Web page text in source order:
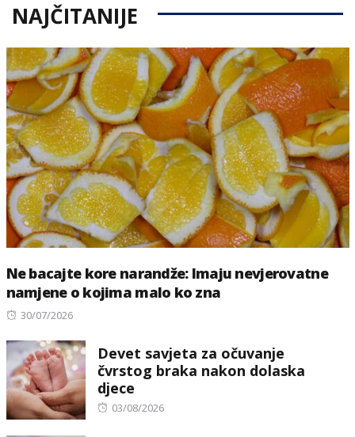
NAJČITANIJE
Ne bacajte kore narandže: Imaju nevjerovatne
namjene o kojima malo ko zna
Posted
30/07/2026
Devet savjeta za očuvanje
čvrstog braka nakon dolaska
djece
Posted
03/08/2026